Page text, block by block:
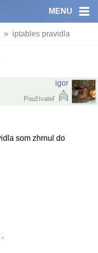
MENU
iptables pravidla
igor
Používateľ
som zhrnul do